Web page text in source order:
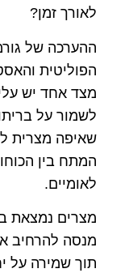
לאורך זמן?
ההערכה של
הפוליטית
מצד אחד יש
לשמור על
שאיפה מצרית
המתח בין
לאומיים.
מצרים נמצאת
מנסה להרחיב
תוך שמירה על